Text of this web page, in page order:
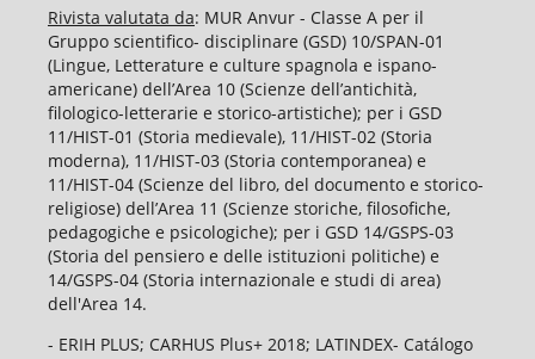
Rivista valutata da: MUR Anvur - Classe A per il
Gruppo scientifico- disciplinare (GSD) 10/SPAN-01
(Lingue, Letterature e culture spagnola e ispano-
americane) dell’Area 10 (Scienze dell’antichità,
filologico-letterarie e storico-artistiche); per i GSD
11/HIST-01 (Storia medievale), 11/HIST-02 (Storia
moderna), 11/HIST-03 (Storia contemporanea) e
11/HIST-04 (Scienze del libro, del documento e storico-
religiose) dell’Area 11 (Scienze storiche, filosofiche,
pedagogiche e psicologiche); per i GSD 14/GSPS-03
(Storia del pensiero e delle istituzioni politiche) e
14/GSPS-04 (Storia internazionale e studi di area)
dell'Area 14.
- ERIH PLUS; CARHUS Plus+ 2018; LATINDEX- Catálogo